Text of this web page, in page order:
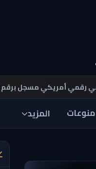
رقمي أمريكي مسجل برقم
منوعات المزيد